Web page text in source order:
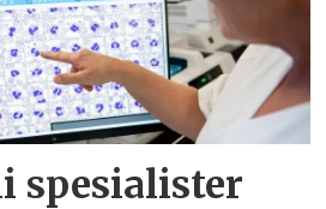
spesialister